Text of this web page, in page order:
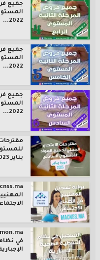
جميع
2022...
جميع
2022...
جميع
2022...
يناير 2023
في